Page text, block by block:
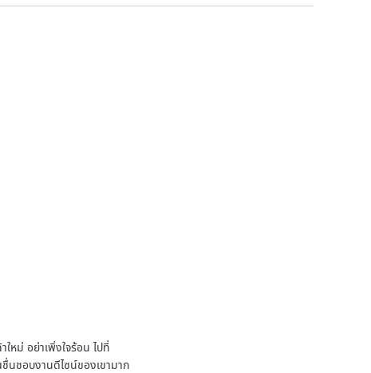
หม่ อย่าเพิ่งใจร้อน ไปที่
นชอบงานดีไซน์ของเขามาก